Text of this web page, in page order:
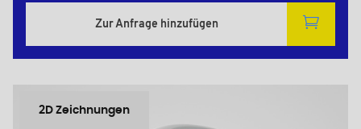
Zur Anfrage hinzufügen
2D Zeichnungen